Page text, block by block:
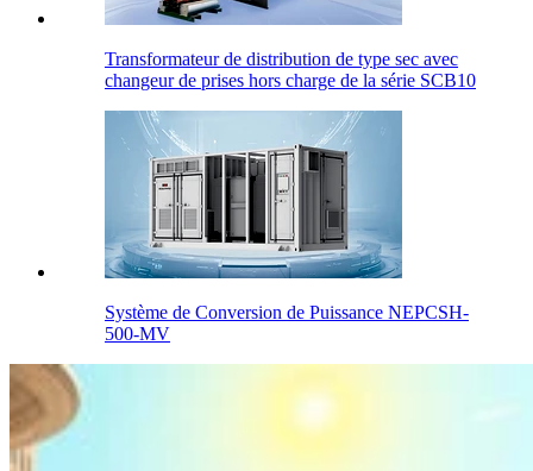
Transformateur de distribution de type sec avec
changeur de prises hors charge de la série SCB10
Système de Conversion de Puissance NEPCSH-
500-MV